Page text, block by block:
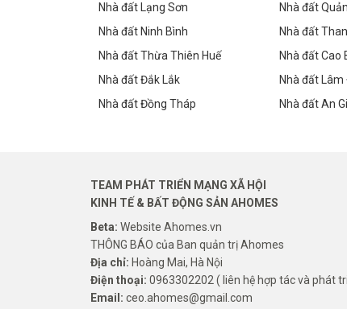
Nhà đất Lạng Sơn
Nhà đất
Nhà đất Ninh Bình
Nhà đất
Nhà đất Thừa Thiên Huế
Nhà đất Cao
Nhà đất Đắk Lắk
Nhà đất Lâm
Nhà đất Đồng Tháp
Nhà đất An
TEAM PHÁT TRIỂN MẠNG XÃ HỘI
KINH TẾ & BẤT ĐỘNG SẢN AHOMES
Beta: Website Ahomes.vn
THÔNG BÁO của Ban quản trị Ahomes
Địa chỉ: Hoàng Mai, Hà Nội
Điện thoại: 0963302202 ( liên hệ hợp tác và phát
Email: ceo.ahomes@gmail.com